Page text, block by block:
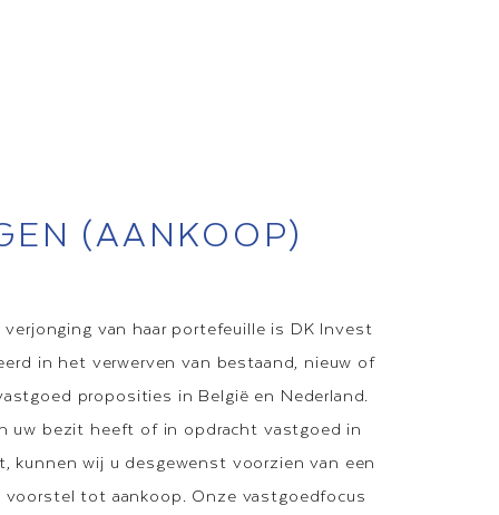
(AANKOOP)
verjonging van haar portefeuille is DK Invest
in het verwerven van bestaand, nieuw of
proposities in België en Nederland.
uw bezit heeft of in opdracht vastgoed in
kunnen wij u desgewenst voorzien van een
tot aankoop. Onze vastgoedfocus